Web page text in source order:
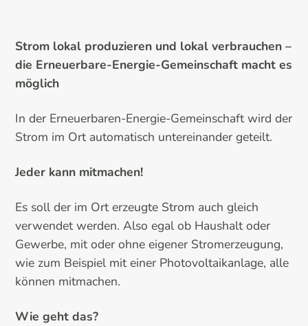
Strom lokal produzieren und lokal verbrauchen –
die Erneuerbare-Energie-Gemeinschaft macht es
möglich
In der Erneuerbaren-Energie-Gemeinschaft wird der
Strom im Ort automatisch untereinander geteilt.
Jeder kann mitmachen!
Es soll der im Ort erzeugte Strom auch gleich
verwendet werden. Also egal ob Haushalt oder
Gewerbe, mit oder ohne eigener Stromerzeugung,
wie zum Beispiel mit einer Photovoltaikanlage, alle
können mitmachen.
Wie geht das?